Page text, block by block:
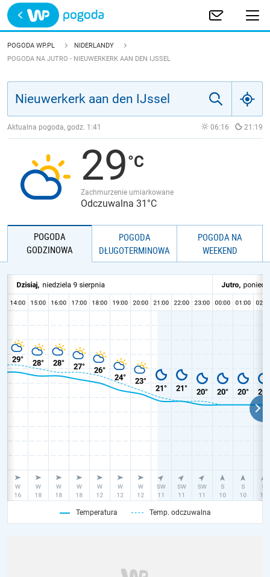
Trwa ładowanie
POLSKA
JAKOŚĆ POWIETRZA
POGODA WP.PL
NIDERLANDY
POGODA NA JUTRO - NIEUWERKERK AAN DEN IJSSEL
Aktualna pogoda, godz. 1:41 06:16 21:19
29
Zachmurzenie umiarkowane
Odczuwalna 31°C
POGODA
GODZINOWA
POGODA
DŁUGOTERMINOWA
POGODA NA
WEEKEND
Temperatura Temp. odczuwalna